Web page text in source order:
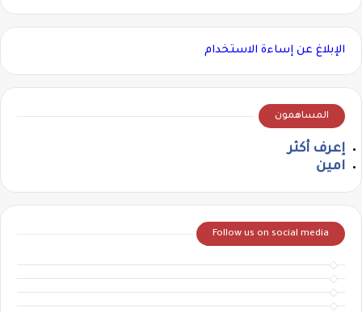
الإبلاغ عن إساءة الاستخدام
المساهمون
إعرف أكثر
امين
Follow us on social media